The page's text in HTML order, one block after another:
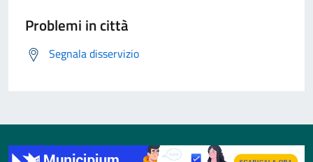
Problemi in città
Segnala disservizio